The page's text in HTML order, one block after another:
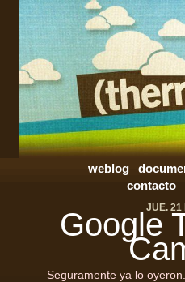
weblog
contacto
JUE. 21
Google
Seguramente ya lo